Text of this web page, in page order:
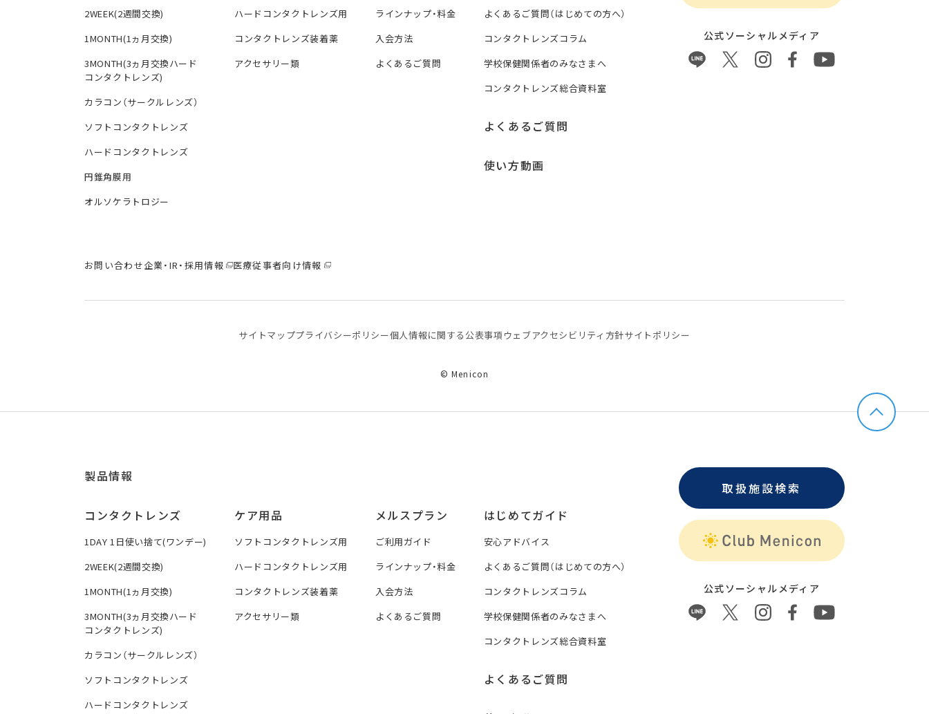
2WEEK(2週間交換)
1MONTH(1ヵ月交換)
3MONTH(3ヵ月交換ハード
コンタクトレンズ)
カラコン（サークルレンズ）
ソフトコンタクトレンズ
ハードコンタクトレンズ
円錐角膜用
オルソケラトロジー
ハードコンタクトレンズ用
コンタクトレンズ装着薬
アクセサリー類
ラインナップ・料金
入会方法
よくあるご質問
よくあるご質問（はじめての方へ）
コンタクトレンズコラム
学校保健関係者のみなさまへ
コンタクトレンズ総合資料室
よくあるご質問
使い方動画
公式ソーシャルメディア
お問い合わせ企業・IR・採用情報 医療従事者向け情報
サイトマッププライバシーポリシー個⼈情報に関する公表事項 ウェブアクセシビリティ方針サイトポリシー
© Menicon
製品情報
コンタクトレンズ
1DAY 1日使い捨て(ワンデー)
2WEEK(2週間交換)
1MONTH(1ヵ月交換)
3MONTH(3ヵ月交換ハード
コンタクトレンズ)
カラコン（サークルレンズ）
ソフトコンタクトレンズ
ハードコンタクトレンズ
ケア用品
ソフトコンタクトレンズ用
ハードコンタクトレンズ用
コンタクトレンズ装着薬
アクセサリー類
メルスプラン
ご利用ガイド
ラインナップ・料金
入会方法
よくあるご質問
はじめてガイド
安心アドバイス
よくあるご質問（はじめての方へ）
コンタクトレンズコラム
学校保健関係者のみなさまへ
コンタクトレンズ総合資料室
よくあるご質問
取扱施設検索
公式ソーシャルメディア